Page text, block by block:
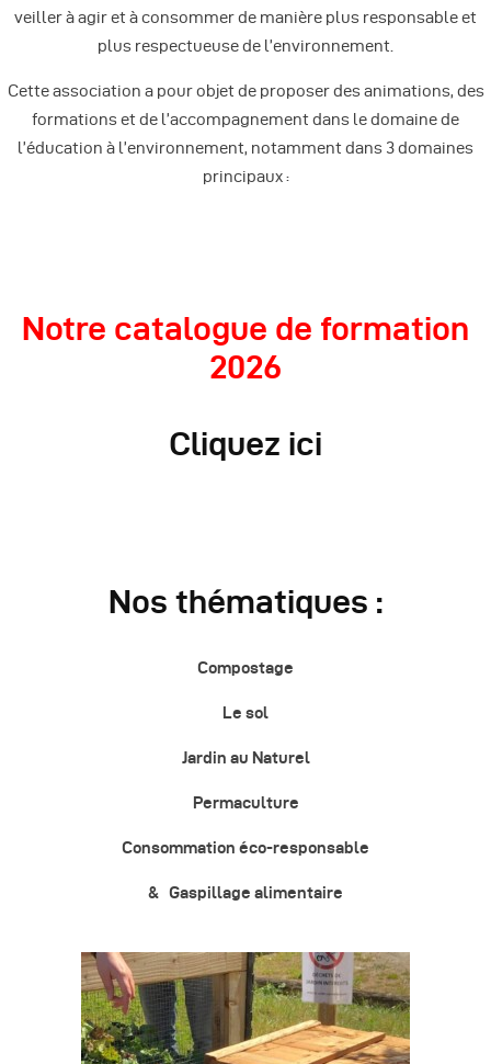
veiller à agir et à consommer de manière plus responsable et
plus respectueuse de l’environnement.
Cette association a pour objet de proposer des animations, des
formations et de l’accompagnement dans le domaine de
l’éducation à l’environnement, notamment dans 3 domaines
principaux :
Notre catalogue de formation
2026
Cliquez ici
Nos thématiques :
Compostage
Le sol
Jardin au Naturel
Permaculture
Consommation éco-responsable
& Gaspillage alimentaire